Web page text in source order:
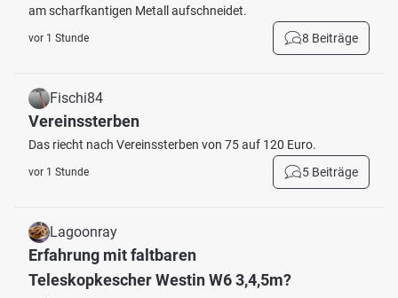
am scharfkantigen Metall aufschneidet.
vor 1 Stunde 8 Beiträge
Fischi84
Vereinssterben
Das riecht nach Vereinssterben von 75 auf 120 Euro.
vor 1 Stunde 5 Beiträge
Lagoonray
Erfahrung mit faltbaren
Teleskopkescher Westin W6 3,4,5m?